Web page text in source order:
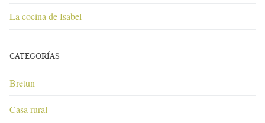
La cocina de Isabel
CATEGORÍAS
Bretun
Casa rural